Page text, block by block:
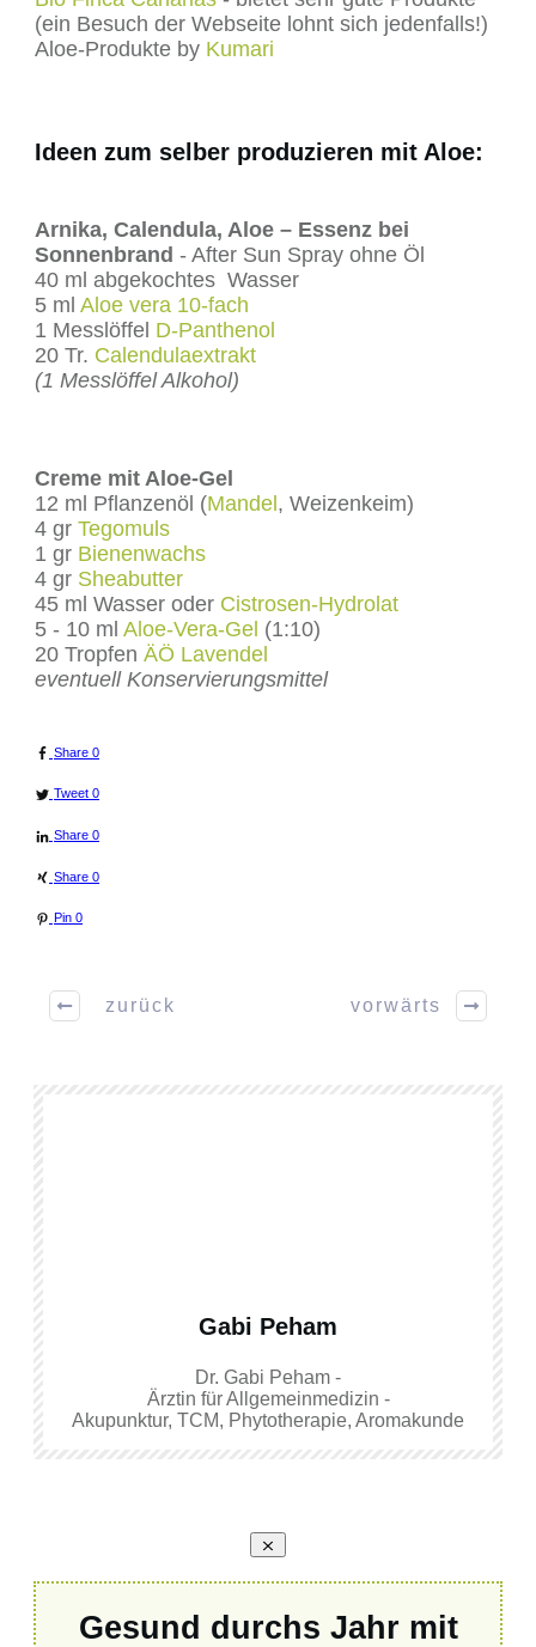
(ein Besuch der Webseite lohnt sich jedenfalls!)
Aloe-Produkte by Kumari
Ideen zum selber produzieren mit Aloe:
Arnika, Calendula, Aloe – Essenz bei
Sonnenbrand - After Sun Spray ohne Öl
40 ml abgekochtes Wasser
5 ml Aloe vera 10-fach
1 Messlöffel D-Panthenol
20 Tr. Calendulaextrakt
(1 Messlöffel Alkohol)
Creme mit Aloe-Gel
12 ml Pflanzenöl (Mandel, Weizenkeim)
4 gr Tegomuls
1 gr Bienenwachs
4 gr Sheabutter
45 ml Wasser oder Cistrosen-Hydrolat
5 - 10 ml Aloe-Vera-Gel (1:10)
20 Tropfen ÄÖ Lavendel
eventuell Konservierungsmittel
Share 0
Tweet 0
Share 0
Share 0
Pin 0
zurück vorwärts
Gabi Peham
Dr. Gabi Peham -
Ärztin für Allgemeinmedizin -
Akupunktur, TCM, Phytotherapie, Aromakunde
Gesund durchs Jahr mit